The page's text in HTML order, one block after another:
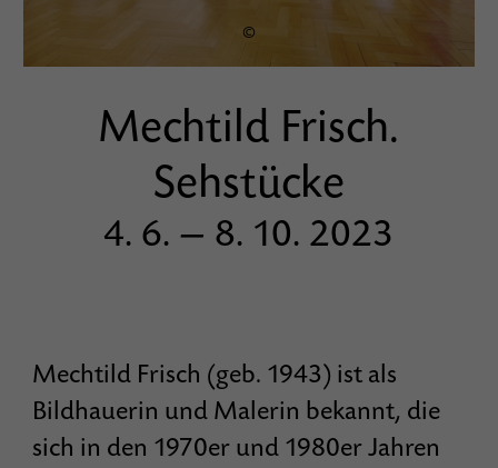
©
Mechtild Frisch.
Sehstücke
4. 6. — 8. 10. 2023
Mechtild Frisch (geb. 1943) ist als
Bildhauerin und Malerin bekannt, die
sich in den 1970er und 1980er Jahren